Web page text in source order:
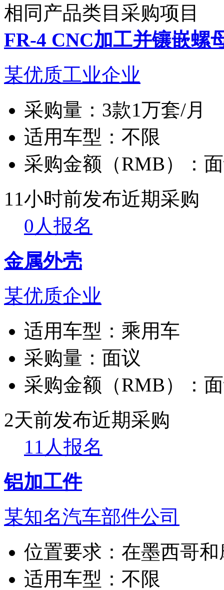
相同产品类目采购项目
FR-4 CNC加工并镶嵌螺
某优质工业企业
采购量： 3款1万套/月
适用车型： 不限
采购金额（RMB）：
11小时前发布近期采购
0人报名
金属外壳
某优质企业
适用车型： 乘用车
采购量： 面议
采购金额（RMB）：
2天前发布近期采购
11人报名
铝加工件
某知名汽车部件公司
位置要求： 在墨西哥
适用车型： 不限